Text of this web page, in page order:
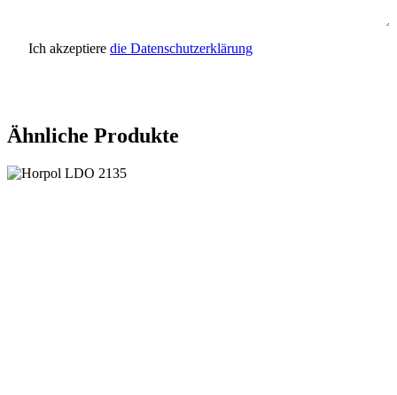
Ich akzeptiere die Datenschutzerklärung
Ähnliche Produkte